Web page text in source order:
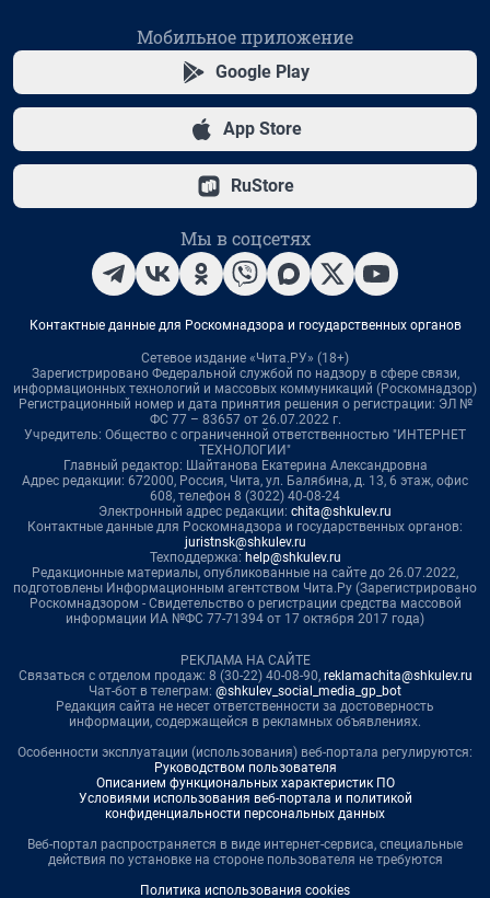
Мобильное приложение
Google Play
App Store
RuStore
Мы в соцсетях
Контактные данные для Роскомнадзора и государственных органов
Сетевое издание «Чита.РУ» (18+)
Зарегистрировано Федеральной службой по надзору в сфере связи,
информационных технологий и массовых коммуникаций (Роскомнадзор)
Регистрационный номер и дата принятия решения о регистрации: ЭЛ №
ФС 77 – 83657 от 26.07.2022 г.
Учредитель: Общество с ограниченной ответственностью "ИНТЕРНЕТ
ТЕХНОЛОГИИ"
Главный редактор: Шайтанова Екатерина Александровна
Адрес редакции: 672000, Россия, Чита, ул. Балябина, д. 13, 6 этаж, офис
608, телефон 8 (3022) 40-08-24
Электронный адрес редакции: chita@shkulev.ru
Контактные данные для Роскомнадзора и государственных органов:
juristnsk@shkulev.ru
Техподдержка: help@shkulev.ru
Редакционные материалы, опубликованные на сайте до 26.07.2022,
подготовлены Информационным агентством Чита.Ру (Зарегистрировано
Роскомнадзором - Свидетельство о регистрации средства массовой
информации ИА №ФС 77-71394 от 17 октября 2017 года)
РЕКЛАМА НА САЙТЕ
Связаться с отделом продаж: 8 (30-22) 40-08-90, reklamachita@shkulev.ru
Чат-бот в телеграм: @shkulev_social_media_gp_bot
Редакция сайта не несет ответственности за достоверность
информации, содержащейся в рекламных объявлениях.
Особенности эксплуатации (использования) веб-портала регулируются:
Руководством пользователя
Описанием функциональных характеристик ПО
Условиями использования веб-портала и политикой
конфиденциальности персональных данных
Веб-портал распространяется в виде интернет-сервиса, специальные
действия по установке на стороне пользователя не требуются
Политика использования cookies